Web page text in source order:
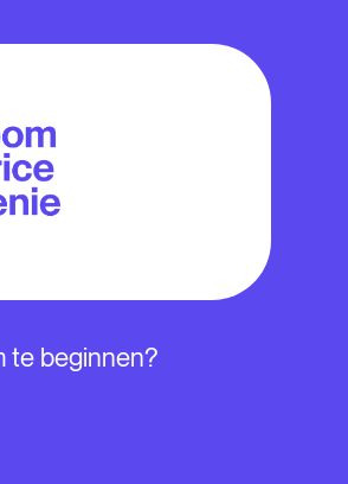
te beginnen?